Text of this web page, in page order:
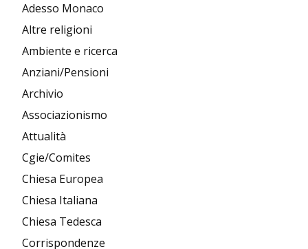
Adesso Monaco
Altre religioni
Ambiente e ricerca
Anziani/Pensioni
Archivio
Associazionismo
Attualità
Cgie/Comites
Chiesa Europea
Chiesa Italiana
Chiesa Tedesca
Corrispondenze